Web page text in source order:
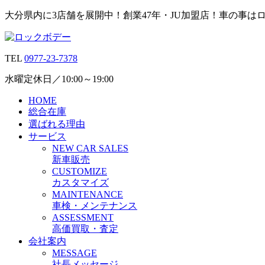
大分県内に3店舗を展開中！創業47年・JU加盟店！車の事は
TEL 0977-23-7378
水曜定休日／10:00～19:00
HOME
総合在庫
選ばれる理由
サービス
NEW CAR SALES
新車販売
CUSTOMIZE
カスタマイズ
MAINTENANCE
車検・メンテナンス
ASSESSMENT
高価買取・査定
会社案内
MESSAGE